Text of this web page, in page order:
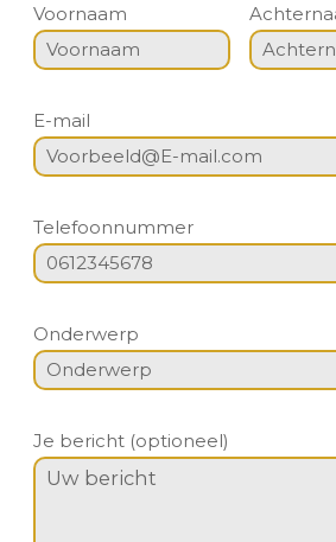
Voornaam
E-mail
Telefoonnummer
Onderwerp
Je bericht (optioneel)